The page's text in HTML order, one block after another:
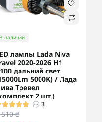
В наличии
лампы Lada Niva
2020-2026 H1
дальний свет
5000K) / Лада
Тревел
2 шт.)
3
₴